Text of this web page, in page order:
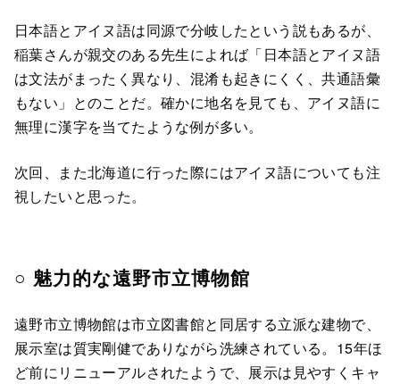
日本語とアイヌ語は同源で分岐したという説もあるが、
稲葉さんが親交のある先生によれば「日本語とアイヌ語
は文法がまったく異なり、混淆も起きにくく、共通語彙
もない」とのことだ。確かに地名を見ても、アイヌ語に
無理に漢字を当てたような例が多い。
次回、また北海道に行った際にはアイヌ語についても注
視したいと思った。
○ 魅力的な遠野市立博物館
遠野市立博物館は市立図書館と同居する立派な建物で、
展示室は質実剛健でありながら洗練されている。15年ほ
ど前にリニューアルされたようで、展示は見やすくキャ